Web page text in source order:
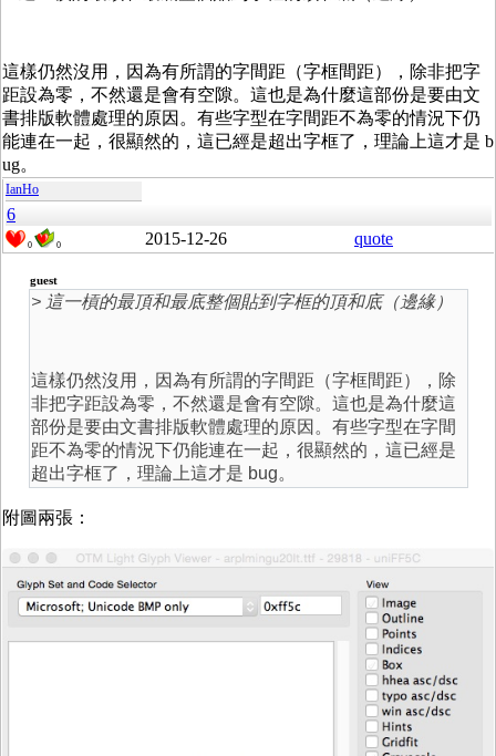
這樣仍然沒用，因為有所謂的字間距（字框間距），除非把字
距設為零，不然還是會有空隙。這也是為什麼這部份是要由文
書排版軟體處理的原因。有些字型在字間距不為零的情況下仍
能連在一起，很顯然的，這已經是超出字框了，理論上這才是 b
ug。
IanHo
6
0 0 2015-12-26 quote
guest
> 這一槓的最頂和最底整個貼到字框的頂和底（邊緣）
這樣仍然沒用，因為有所謂的字間距（字框間距），除
非把字距設為零，不然還是會有空隙。這也是為什麼這
部份是要由文書排版軟體處理的原因。有些字型在字間
距不為零的情況下仍能連在一起，很顯然的，這已經是
超出字框了，理論上這才是 bug。
附圖兩張：